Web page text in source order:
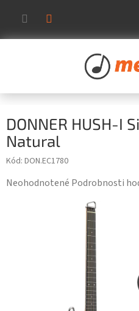
obsah
DONNER HUSH-I
Natural
Kód: DON.EC1780
Priemerné
Neohodnotené Podrobnosti